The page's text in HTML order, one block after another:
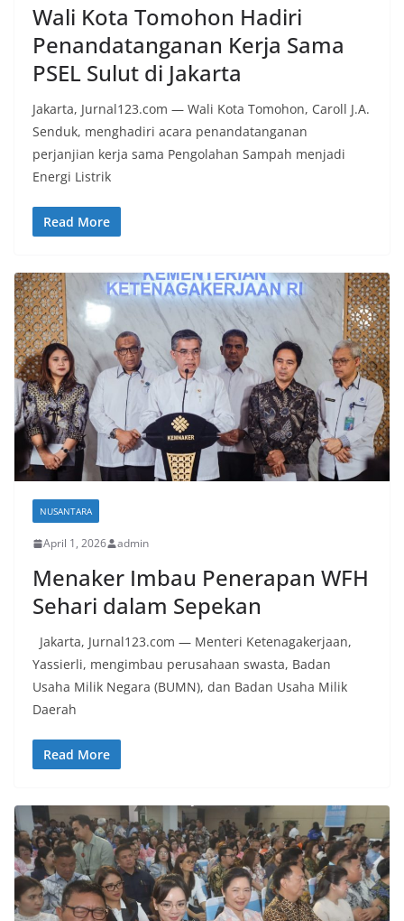
Wali Kota Tomohon Hadiri
Penandatanganan Kerja Sama
PSEL Sulut di Jakarta
Jakarta, Jurnal123.com — Wali Kota Tomohon, Caroll J.A.
Senduk, menghadiri acara penandatanganan
perjanjian kerja sama Pengolahan Sampah menjadi
Energi Listrik
Read More
NUSANTARA
April 1, 2026 admin
Menaker Imbau Penerapan WFH
Sehari dalam Sepekan
Jakarta, Jurnal123.com — Menteri Ketenagakerjaan,
Yassierli, mengimbau perusahaan swasta, Badan
Usaha Milik Negara (BUMN), dan Badan Usaha Milik
Daerah
Read More